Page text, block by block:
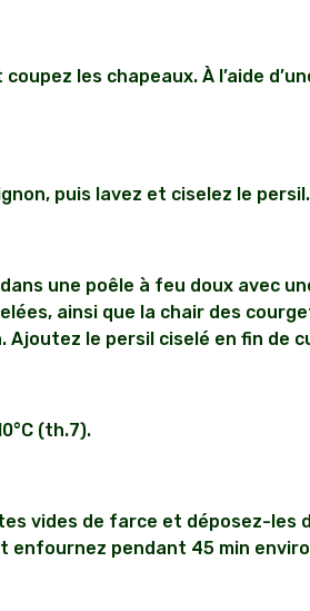
les chapeaux. À l’aide
puis lavez et ciselez le
une poêle à feu doux avec
ainsi que la chair des
Ajoutez le persil ciselé en fin de
(th.7).
vides de farce et déposez-les
enfournez pendant 45 min